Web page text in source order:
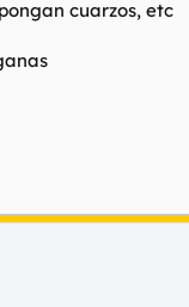
cuarzos, etc